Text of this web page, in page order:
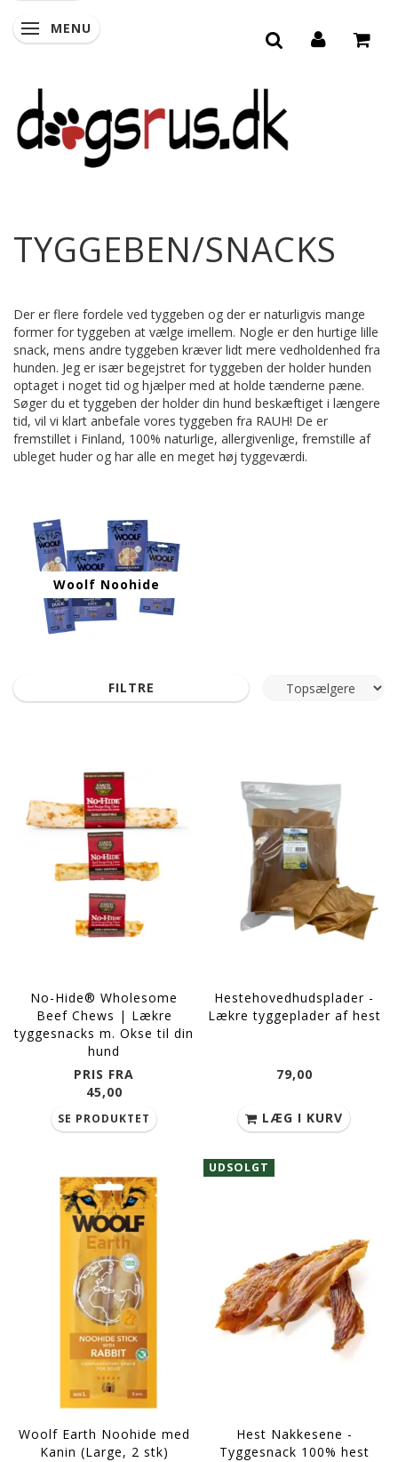
SKIFTE NAVIGATION
MENU
TYGGEBEN/SNACKS
Der er flere fordele ved tyggeben og der er naturligvis mange
former for tyggeben at vælge imellem. Nogle er den hurtige lille
snack, mens andre tyggeben kræver lidt mere vedholdenhed fra
hunden. Jeg er især begejstret for tyggeben der holder hunden
optaget i noget tid og hjælper med at holde tænderne pæne.
Søger du et tyggeben der holder din hund beskæftiget i længere
tid, vil vi klart anbefale vores tyggeben fra RAUH! De er
fremstillet i Finland, 100% naturlige, allergivenlige, fremstille af
ubleget huder og har alle en meget høj tyggeværdi.
Woolf Noohide
FILTRE
No-Hide® Wholesome
Beef Chews | Lækre
tyggesnacks m. Okse til din
hund
PRIS FRA
45,00
SE PRODUKTET
Hestehovedhudsplader -
Lækre tyggeplader af hest
79,00
LÆG I KURV
Woolf Earth Noohide med
Kanin (Large, 2 stk)
UDSOLGT
Hest Nakkesene -
Tyggesnack 100% hest